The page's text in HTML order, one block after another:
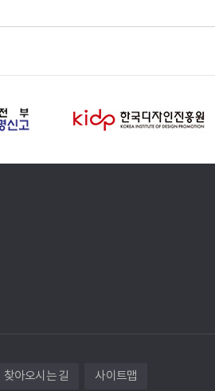
찾아오시는 길 사이트맵